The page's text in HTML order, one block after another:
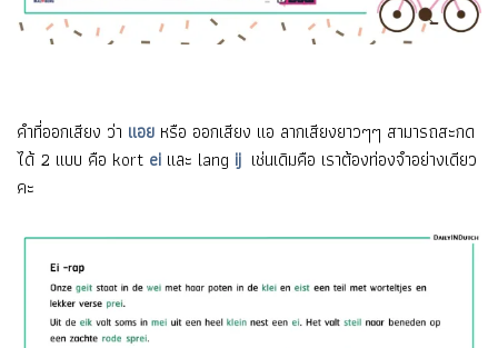
คำที่ออกเสียง ว่า แอย หรือ ออกเสียง แอ ลากเสียงยาวๆๆ สามารถสะกด
ได้ 2 แบบ คือ kort ei และ lang ij เช่นเดิมคือ เราต้องท่องจำอย่างเดียว
คะ